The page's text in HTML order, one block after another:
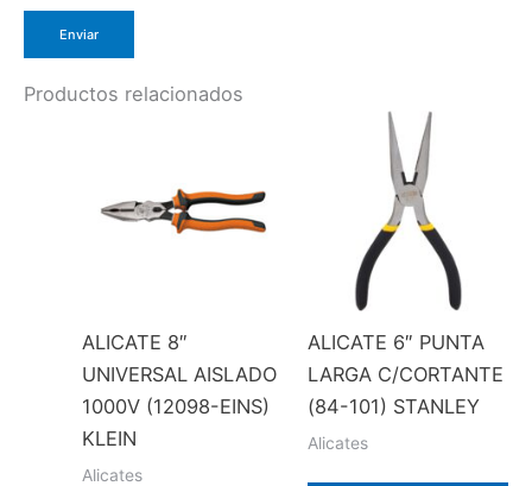
Productos relacionados
ALICATE 8″
UNIVERSAL AISLADO
1000V (12098-EINS)
KLEIN
Alicates
ALICATE 6″ PUNTA
LARGA C/CORTANTE
(84-101) STANLEY
Alicates